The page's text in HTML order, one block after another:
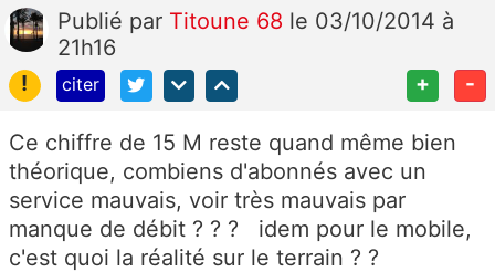
Publié par Titoune 68 le 03/10/2014 à
21h16
!
citer + -
Ce chiffre de 15 M reste quand même bien
théorique, combiens d'abonnés avec un
service mauvais, voir très mauvais par
manque de débit ? ? ? idem pour le mobile,
c'est quoi la réalité sur le terrain ? ?